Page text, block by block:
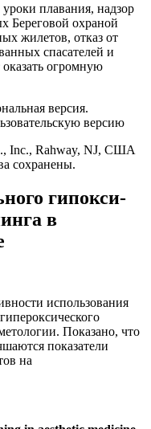
плавания, надзор
Береговой охраной
жилетов, отказ от
спасателей и
огромную
версия.
версию
Inc., Rahway, NJ, США
сохранены.
гипокси-
в
использования
Показано, что
показатели
на